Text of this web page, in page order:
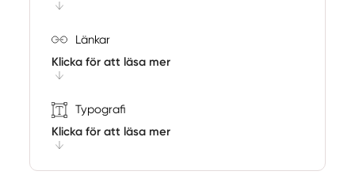
Länkar
Klicka för att läsa mer
Typografi
Klicka för att läsa mer